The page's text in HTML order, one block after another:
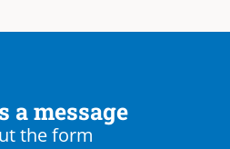
a message
the form